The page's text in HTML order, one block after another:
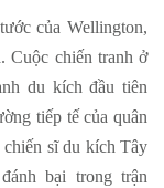
của Wellington,
Cuộc chiến tranh ở
du kích đầu tiên
tiếp tế của quân
chiến sĩ du kích Tây
bại trong trận